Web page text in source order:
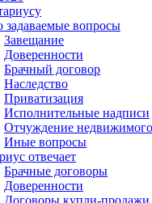
задаваемые вопросы
Завещание
Доверенности
Брачный договор
Наследство
Приватизация
Исполнительные надписи
Отчуждение
Иные вопросы
отвечает
Брачные договоры
Доверенности
Договоры купли-